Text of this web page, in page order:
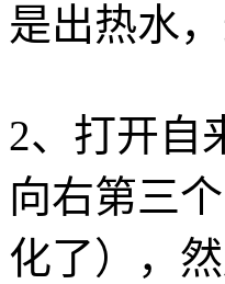
是出热水
2、打开自
向右第三
化了），